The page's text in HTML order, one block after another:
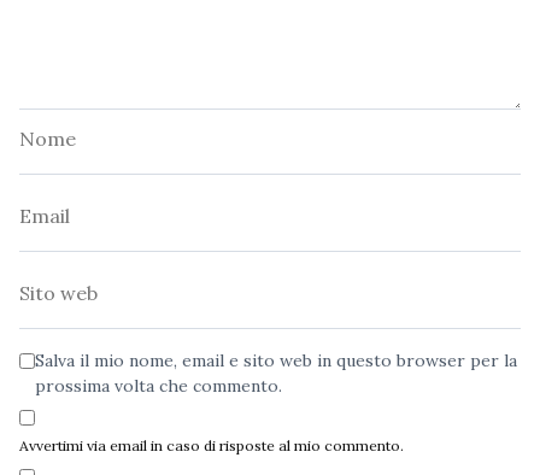
Salva il mio nome, email e sito web in questo browser per la
prossima volta che commento.
Avvertimi via email in caso di risposte al mio commento.